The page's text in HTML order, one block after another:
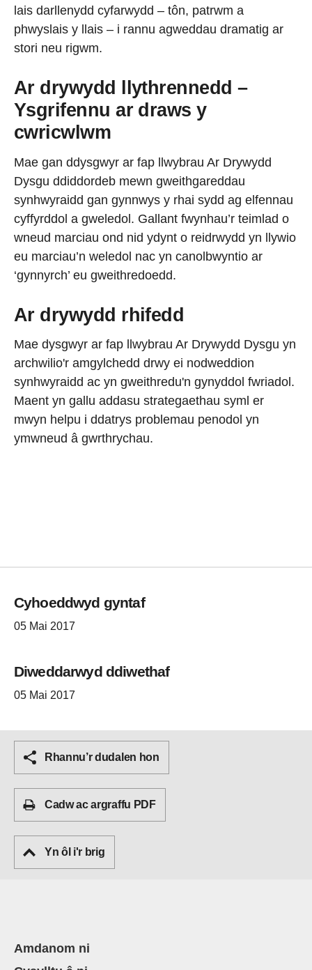
lais darllenydd cyfarwydd – tôn, patrwm a
phwyslais y llais – i rannu agweddau dramatig ar
stori neu rigwm.
Ar drywydd llythrennedd –
Ysgrifennu ar draws y
cwricwlwm
Mae gan ddysgwyr ar fap llwybrau Ar Drywydd
Dysgu ddiddordeb mewn gweithgareddau
synhwyraidd gan gynnwys y rhai sydd ag elfennau
cyffyrddol a gweledol. Gallant fwynhau’r teimlad o
wneud marciau ond nid ydynt o reidrwydd yn llywio
eu marciau’n weledol nac yn canolbwyntio ar
‘gynnyrch’ eu gweithredoedd.
Ar drywydd rhifedd
Mae dysgwyr ar fap llwybrau Ar Drywydd Dysgu yn
archwilio'r amgylchedd drwy ei nodweddion
synhwyraidd ac yn gweithredu'n gynyddol fwriadol.
Maent yn gallu addasu strategaethau syml er
mwyn helpu i ddatrys problemau penodol yn
ymwneud â gwrthrychau.
Cyhoeddwyd gyntaf
05 Mai 2017
Diweddarwyd ddiwethaf
05 Mai 2017
Rhannu’r dudalen hon
Cadw ac argraffu PDF
Yn ôl i'r brig
Amdanom ni